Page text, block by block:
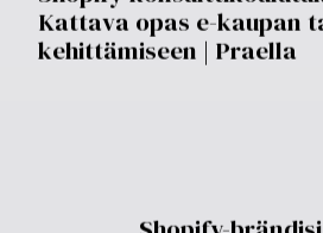
liiketoiminnalleni? Konsultti
neuvontaa, joka on räätälöity
Tarvitseeko liiketoimintani